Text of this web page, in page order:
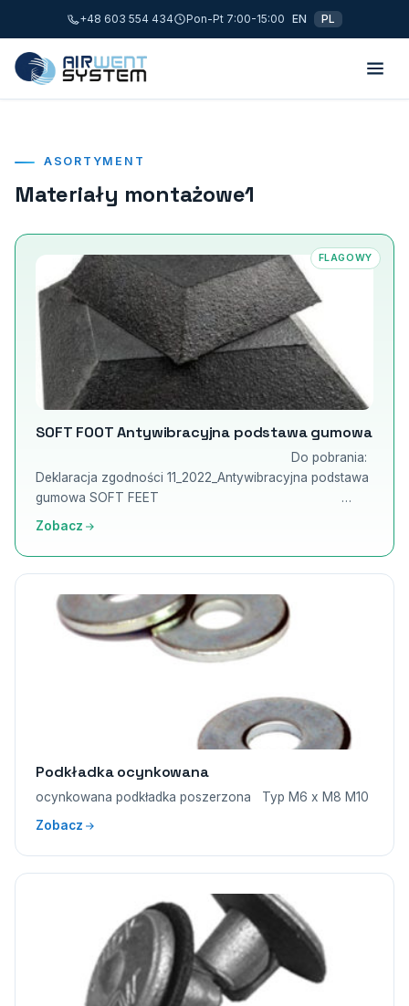
+48 603 554 434 Pon-Pt 7:00-15:00 EN PL
ASORTYMENT
Materiały montażowe1
FLAGOWY
SOFT FOOT Antywibracyjna podstawa gumowa
Do pobrania:
Deklaracja zgodności 11_2022_Antywibracyjna podstawa
gumowa SOFT FEET …
Zobacz
Podkładka ocynkowana
ocynkowana podkładka poszerzona Typ M6 x M8 M10
Zobacz